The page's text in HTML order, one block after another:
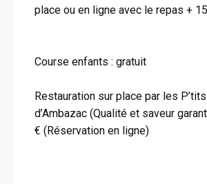
place ou en ligne avec le repas +
Course enfants : gratuit
Restauration sur place par les
d’Ambazac (Qualité et saveur
€ (Réservation en ligne)